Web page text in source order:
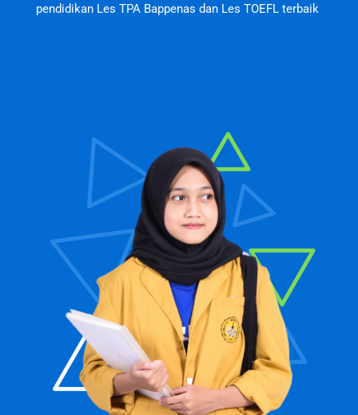
pendidikan Les TPA Bappenas dan Les TOEFL terbaik